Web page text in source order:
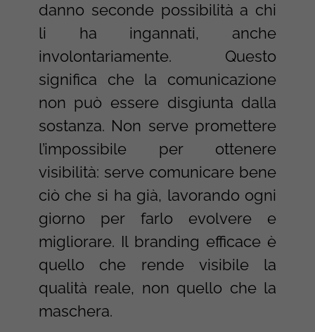
danno seconde possibilità a chi
li ha ingannati, anche
involontariamente. Questo
significa che la comunicazione
non può essere disgiunta dalla
sostanza. Non serve promettere
l’impossibile per ottenere
visibilità: serve comunicare bene
ciò che si ha già, lavorando ogni
giorno per farlo evolvere e
migliorare. Il branding efficace è
quello che rende visibile la
qualità reale, non quello che la
maschera.